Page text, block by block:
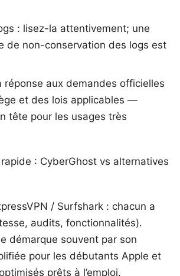
: lisez-la attentivement; une
de non-conservation des logs est
réponse aux demandes officielles
et des lois applicables —
tête pour les usages très
: CyberGhost vs alternatives
/ Surfshark : chacun a
audits, fonctionnalités).
démarque souvent par son
pour les débutants Apple et
prêts à l’emploi.